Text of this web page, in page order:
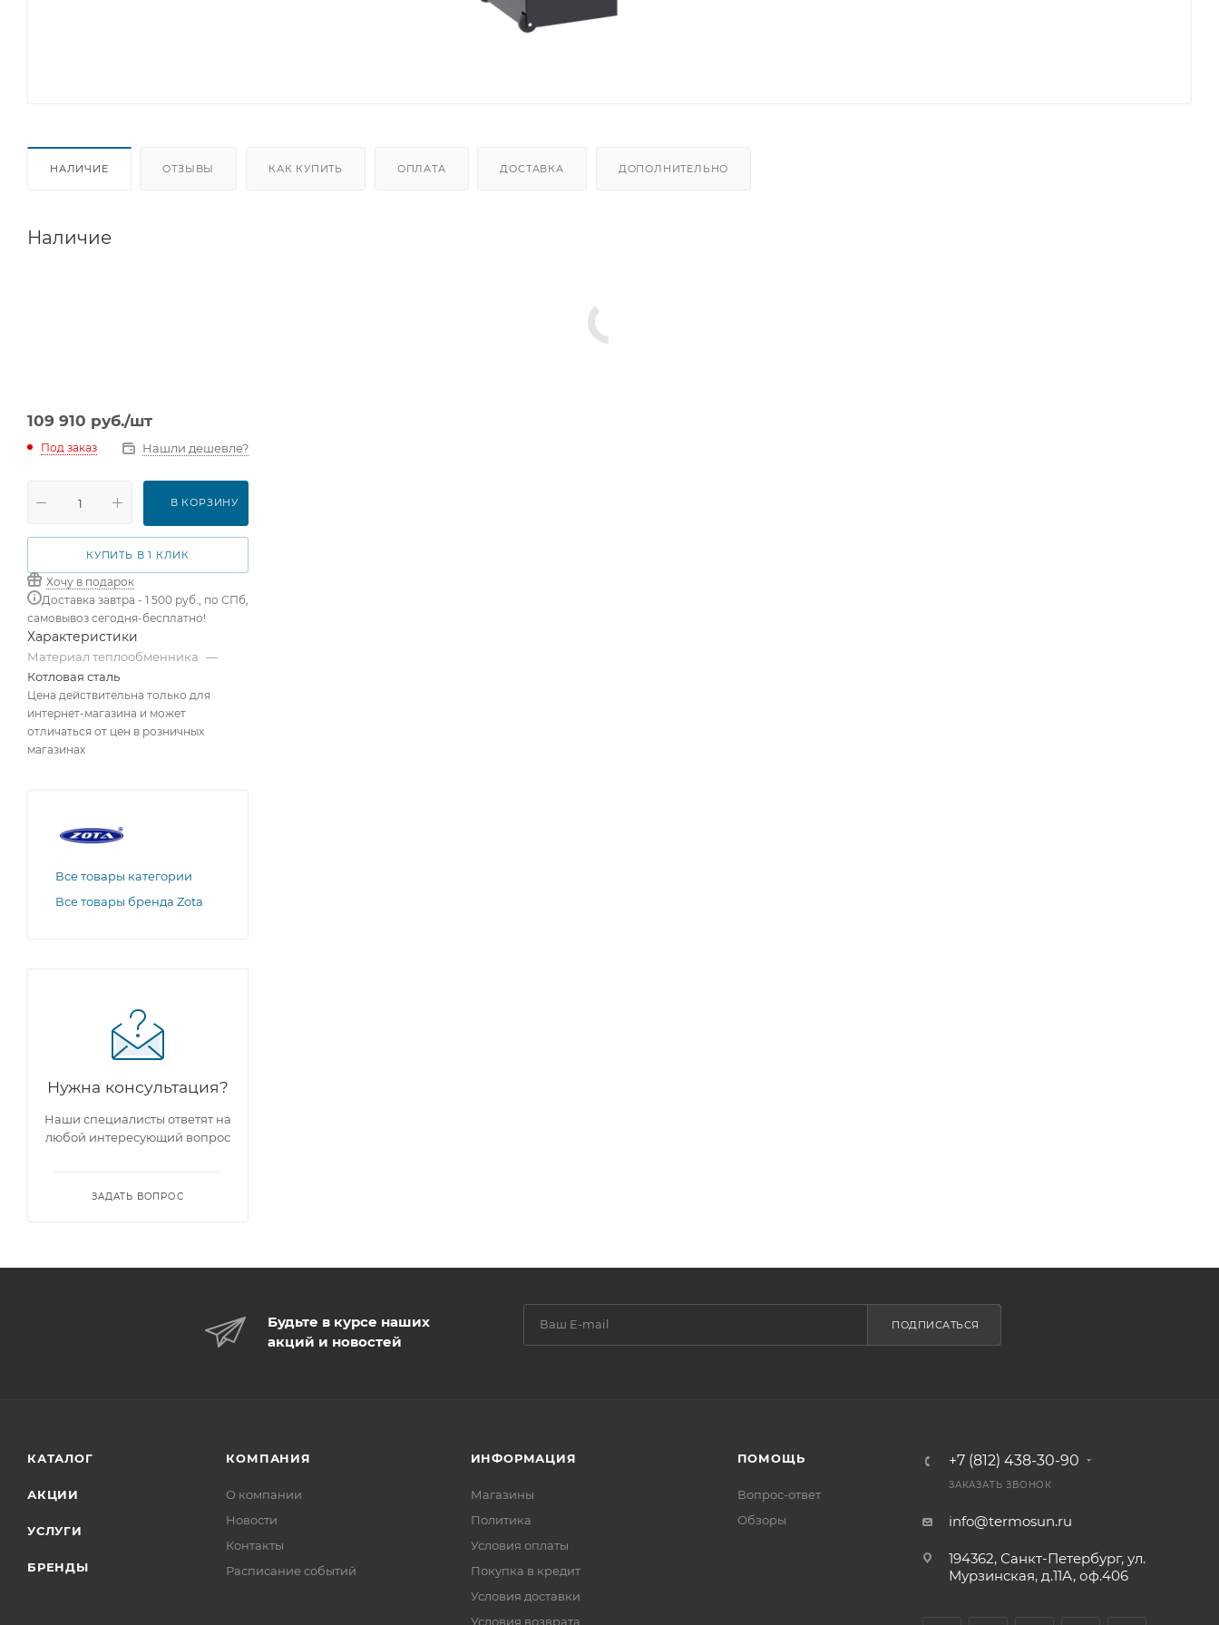
НАЛИЧИЕ ОТЗЫВЫ КАК КУПИТЬ ОПЛАТА ДОСТАВКА ДОПОЛНИТЕЛЬНО
Наличие
109 910 руб./шт
Под заказ Нашли дешевле?
В КОРЗИНУ
КУПИТЬ В 1 КЛИК
Хочу в подарок
Доставка завтра - 1 500 руб., по СПб,
самовывоз сегодня-бесплатно!
Характеристики
Материал теплообменника —
Котловая сталь
Цена действительна только для
интернет-магазина и может
отличаться от цен в розничных
магазинах
Все товары категории
Все товары бренда Zota
Нужна консультация?
Наши специалисты ответят на
любой интересующий вопрос
ЗАДАТЬ ВОПРОС
Будьте в курсе наших
акций и новостей
ПОДПИСАТЬСЯ
КАТАЛОГ
АКЦИИ
УСЛУГИ
БРЕНДЫ
КОМПАНИЯ
О компании
Новости
Контакты
Расписание событий
ИНФОРМАЦИЯ
Магазины
Политика
Условия оплаты
Покупка в кредит
Условия доставки
Условия возврата
ПОМОЩЬ
Вопрос-ответ
Обзоры
+7 (812) 438-30-90
ЗАКАЗАТЬ ЗВОНОК
info@termosun.ru
194362, Санкт-Петербург, ул.
Мурзинская, д.11А, оф.406